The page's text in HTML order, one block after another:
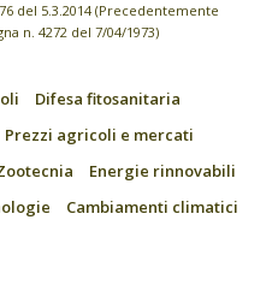
del 5.3.2014 (Precedentemente
n. 4272 del 7/04/1973)
Difesa fitosanitaria
Prezzi agricoli e mercati
Energie rinnovabili
Cambiamenti climatici